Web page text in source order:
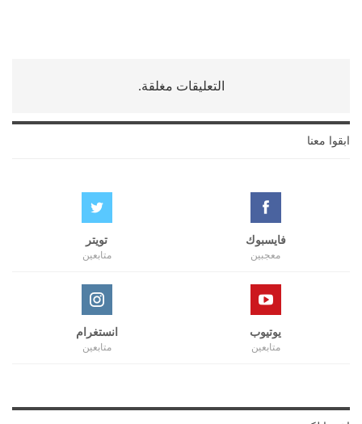
التعليقات مغلقة.
ابقوا معنا
فايسبوك
معجبين
تويتر
متابعين
يوتيوب
متابعين
انستغرام
متابعين